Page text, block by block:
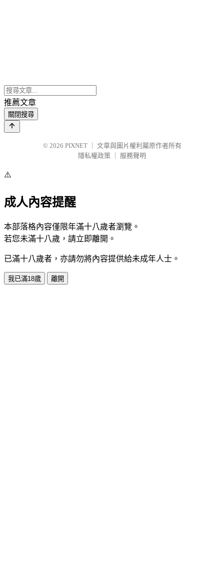
推薦文章
關閉搜尋
© 2026 PIXNET
文章與圖片權利屬原作者所有
隱私權政策
服務聲明
⚠️
成人內容提醒
本部落格內容僅限年滿十八歲者瀏覽。
若您未滿十八歲，請立即離開。
已滿十八歲者，亦請勿將內容提供給未成年人士。
我已滿18歲 離開